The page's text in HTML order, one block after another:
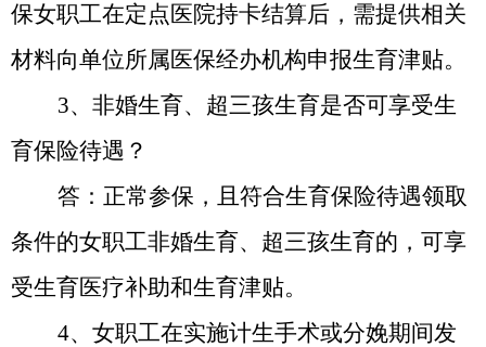
保女职工在定点医院持卡结算后，需提供相关
材料向单位所属医保经办机构申报生育津贴。
3、非婚生育、超三孩生育是否可享受生
育保险待遇？
答：正常参保，且符合生育保险待遇领取
条件的女职工非婚生育、超三孩生育的，可享
受生育医疗补助和生育津贴。
4、女职工在实施计生手术或分娩期间发